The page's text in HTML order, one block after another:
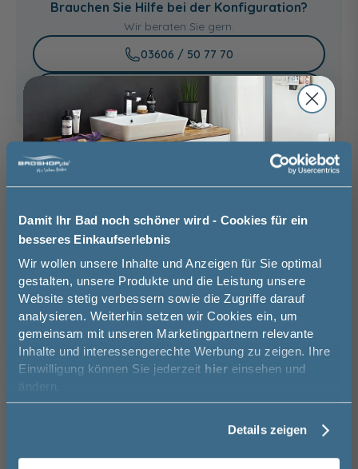
Damit Ihr Bad noch schöner wird - Cookies für ein
besseres Einkaufserlebnis
Wir wollen unsere Inhalte und Anzeigen für Sie optimal
gestalten, unsere Produkte und die Leistung unsere
Website stetig verbessern sowie die Zugriffe darauf
analysieren. Weiterhin setzen wir Cookies ein, um
gemeinsam mit unseren Marketingpartnern relevante
Inhalte und interessengerechte Werbung zu zeigen. Ihre
Einwilligung können Sie jederzeit hier einsehen und
ändern.
Details zeigen
439,00 €
Brauchen Sie Hilfe bei der Konfiguration?
Wir beraten Sie gern.
03606 / 50 77 70
Unsere Ausstellung besuchen
Basispreis 879,00 €
Gesamtpreis
Versandkostenfrei innerhalb Deutschlands
Versand ins Ausland zzgl.Versandkosten
− +
Jetzt 50 € sparen!
Melde Sie sich hier zu unserem
Newsletter an und sparen Sie
50€* auf Ihre Bestellung!
Vorname